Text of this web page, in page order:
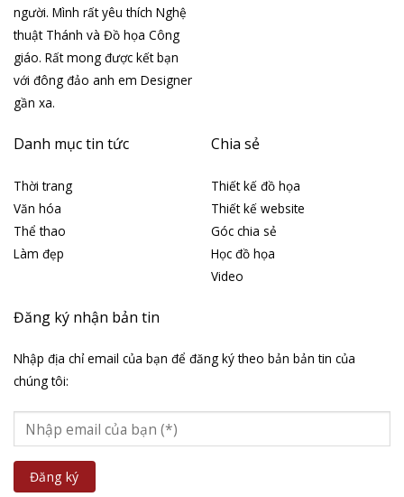
người. Mình rất yêu thích Nghệ
thuật Thánh và Đồ họa Công
giáo. Rất mong được kết bạn
với đông đảo anh em Designer
gần xa.
Danh mục tin tức
Thời trang
Văn hóa
Thể thao
Làm đẹp
Chia sẻ
Thiết kế đồ họa
Thiết kế website
Góc chia sẻ
Học đồ họa
Video
Đăng ký nhận bản tin
Nhập địa chỉ email của bạn để đăng ký theo bản bản tin của
chúng tôi: